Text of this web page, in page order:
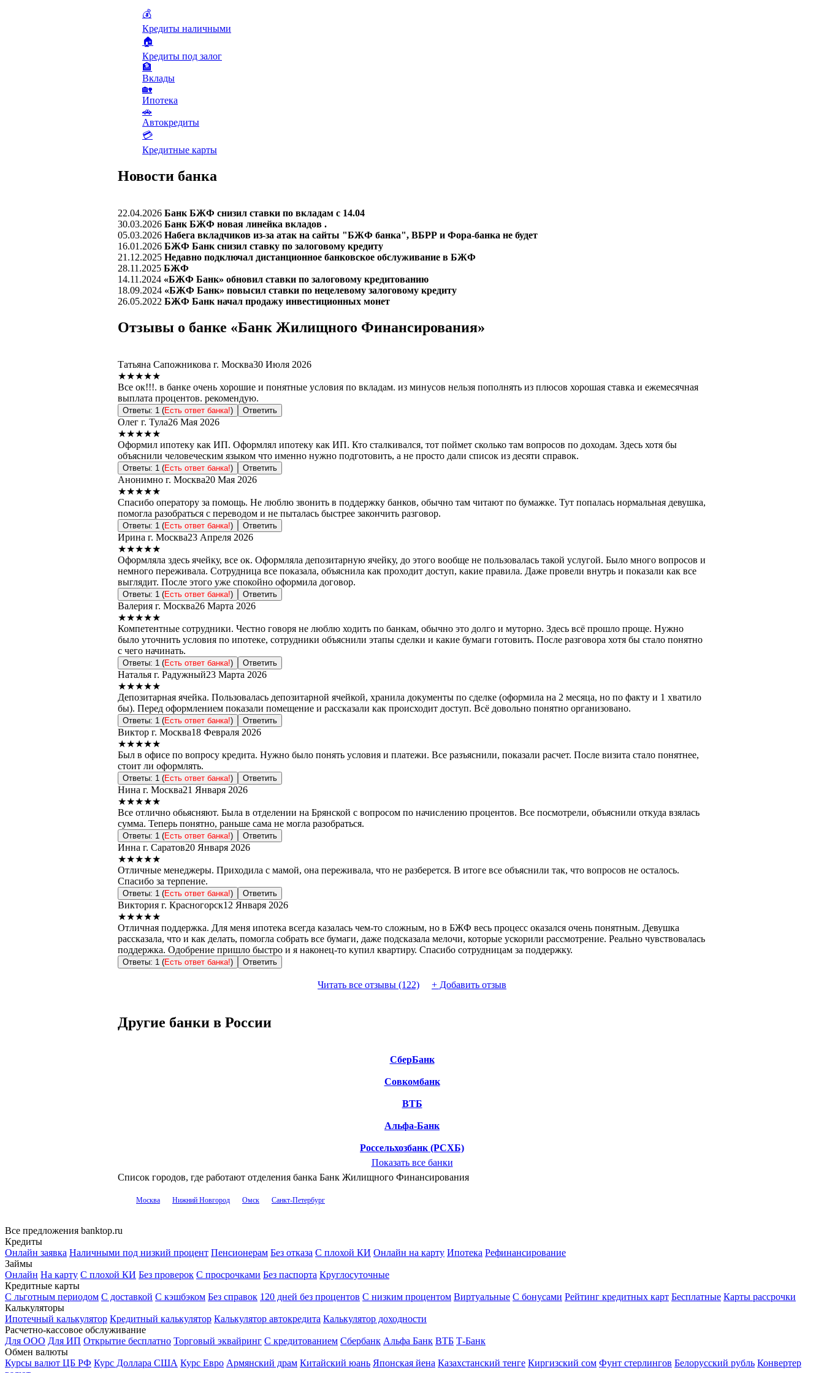
💰
Кредиты наличными
🏠
Кредиты под залог
🏦
Вклады
🏡
Ипотека
🚗
Автокредиты
💳
Кредитные карты
Новости банка
22.04.2026 Банк БЖФ снизил ставки по вкладам с 14.04
30.03.2026 Банк БЖФ новая линейка вкладов .
05.03.2026 Набега вкладчиков из-за атак на сайты "БЖФ банка", ВБРР и Фора-банка не будет
16.01.2026 БЖФ Банк снизил ставку по залоговому кредиту
21.12.2025 Недавно подключал дистанционное банковское обслуживание в БЖФ
28.11.2025 БЖФ
14.11.2024 «БЖФ Банк» обновил ставки по залоговому кредитованию
18.09.2024 «БЖФ Банк» повысил ставки по нецелевому залоговому кредиту
26.05.2022 БЖФ Банк начал продажу инвестиционных монет
Отзывы о банке «Банк Жилищного Финансирования»
Татьяна Сапожникова г. Москва30 Июля 2026
★★★★★
Все ок!!!. в банке очень хорошие и понятные условия по вкладам. из минусов нельзя пополнять из плюсов хорошая ставка и ежемесячная
выплата процентов. рекомендую.
Ответы: 1 (Есть ответ банка!) Ответить
Олег г. Тула26 Мая 2026
★★★★★
Оформил ипотеку как ИП. Оформлял ипотеку как ИП. Кто сталкивался, тот поймет сколько там вопросов по доходам. Здесь хотя бы
объяснили человеческим языком что именно нужно подготовить, а не просто дали список из десяти справок.
Ответы: 1 (Есть ответ банка!) Ответить
Анонимно г. Москва20 Мая 2026
★★★★★
Спасибо оператору за помощь. Не люблю звонить в поддержку банков, обычно там читают по бумажке. Тут попалась нормальная девушка,
помогла разобраться с переводом и не пыталась быстрее закончить разговор.
Ответы: 1 (Есть ответ банка!) Ответить
Ирина г. Москва23 Апреля 2026
★★★★★
Оформляла здесь ячейку, все ок. Оформляла депозитарную ячейку, до этого вообще не пользовалась такой услугой. Было много вопросов и
немного переживала. Сотрудница все показала, объяснила как проходит доступ, какие правила. Даже провели внутрь и показали как все
выглядит. После этого уже спокойно оформила договор.
Ответы: 1 (Есть ответ банка!) Ответить
Валерия г. Москва26 Марта 2026
★★★★★
Компетентные сотрудники. Честно говоря не люблю ходить по банкам, обычно это долго и муторно. Здесь всё прошло проще. Нужно
было уточнить условия по ипотеке, сотрудники объяснили этапы сделки и какие бумаги готовить. После разговора хотя бы стало понятно
с чего начинать.
Ответы: 1 (Есть ответ банка!) Ответить
Наталья г. Радужный23 Марта 2026
★★★★★
Депозитарная ячейка. Пользовалась депозитарной ячейкой, хранила документы по сделке (оформила на 2 месяца, но по факту и 1 хватило
бы). Перед оформлением показали помещение и рассказали как происходит доступ. Всё довольно понятно организовано.
Ответы: 1 (Есть ответ банка!) Ответить
Виктор г. Москва18 Февраля 2026
★★★★★
Был в офисе по вопросу кредита. Нужно было понять условия и платежи. Все разъяснили, показали расчет. После визита стало понятнее,
стоит ли оформлять.
Ответы: 1 (Есть ответ банка!) Ответить
Нина г. Москва21 Января 2026
★★★★★
Все отлично обьясняют. Была в отделении на Брянской с вопросом по начислению процентов. Все посмотрели, объяснили откуда взялась
сумма. Теперь понятно, раньше сама не могла разобраться.
Ответы: 1 (Есть ответ банка!) Ответить
Инна г. Саратов20 Января 2026
★★★★★
Отличные менеджеры. Приходила с мамой, она переживала, что не разберется. В итоге все объяснили так, что вопросов не осталось.
Спасибо за терпение.
Ответы: 1 (Есть ответ банка!) Ответить
Виктория г. Красногорск12 Января 2026
★★★★★
Отличная поддержка. Для меня ипотека всегда казалась чем-то сложным, но в БЖФ весь процесс оказался очень понятным. Девушка
рассказала, что и как делать, помогла собрать все бумаги, даже подсказала мелочи, которые ускорили рассмотрение. Реально чувствовалась
поддержка. Одобрение пришло быстро и я наконец-то купил квартиру. Спасибо сотрудницам за поддержку.
Ответы: 1 (Есть ответ банка!) Ответить
Читать все отзывы (122) + Добавить отзыв
Другие банки в России
СберБанк
Совкомбанк
ВТБ
Альфа-Банк
Россельхозбанк (РСХБ)
Показать все банки
Список городов, где работают отделения банка Банк Жилищного Финансирования
Москва Нижний Новгород Омск Санкт-Петербург
Все предложения banktop.ru
Кредиты
Онлайн заявка Наличными под низкий процент Пенсионерам Без отказа С плохой КИ Онлайн на карту Ипотека Рефинансирование
Займы
Онлайн На карту С плохой КИ Без проверок С просрочками Без паспорта Круглосуточные
Кредитные карты
С льготным периодом С доставкой С кэшбэком Без справок 120 дней без процентов С низким процентом Виртуальные С бонусами Рейтинг кредитных карт Бесплатные Карты рассрочки
Калькуляторы
Ипотечный калькулятор Кредитный калькулятор Калькулятор автокредита Калькулятор доходности
Расчетно-кассовое обслуживание
Для ООО Для ИП Открытие бесплатно Торговый эквайринг С кредитованием Сбербанк Альфа Банк ВТБ Т-Банк
Обмен валюты
Курсы валют ЦБ РФ Курс Доллара США Курс Евро Армянский драм Китайский юань Японская йена Казахстанский тенге Киргизский сом Фунт стерлингов Белорусский рубль Конвертер